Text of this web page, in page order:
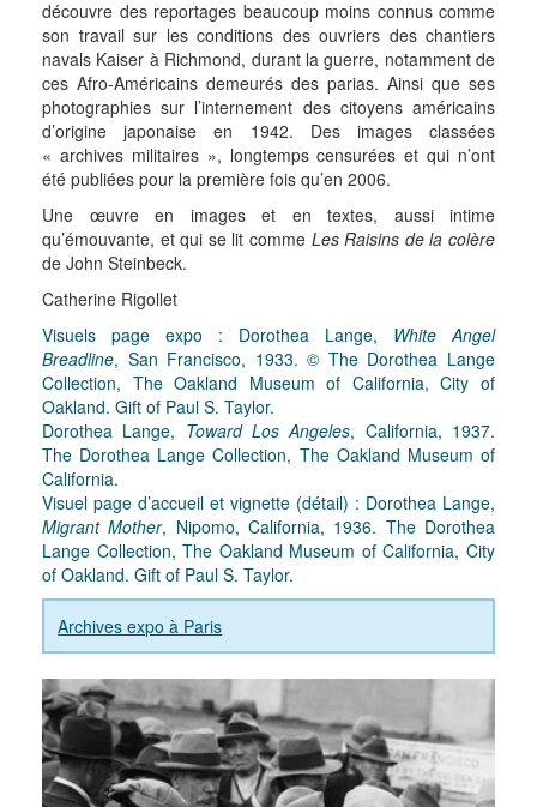
découvre des reportages beaucoup moins connus comme
son travail sur les conditions des ouvriers des chantiers
navals Kaiser à Richmond, durant la guerre, notamment de
ces Afro-Américains demeurés des parias. Ainsi que ses
photographies sur l’internement des citoyens américains
d’origine japonaise en 1942. Des images classées
« archives militaires », longtemps censurées et qui n’ont
été publiées pour la première fois qu’en 2006.
Une œuvre en images et en textes, aussi intime
qu’émouvante, et qui se lit comme Les Raisins de la colère
de John Steinbeck.
Catherine Rigollet
Visuels page expo : Dorothea Lange, White Angel
Breadline, San Francisco, 1933. © The Dorothea Lange
Collection, The Oakland Museum of California, City of
Oakland. Gift of Paul S. Taylor.
Dorothea Lange, Toward Los Angeles, California, 1937.
The Dorothea Lange Collection, The Oakland Museum of
California.
Visuel page d’accueil et vignette (détail) : Dorothea Lange,
Migrant Mother, Nipomo, California, 1936. The Dorothea
Lange Collection, The Oakland Museum of California, City
of Oakland. Gift of Paul S. Taylor.
Archives expo à Paris